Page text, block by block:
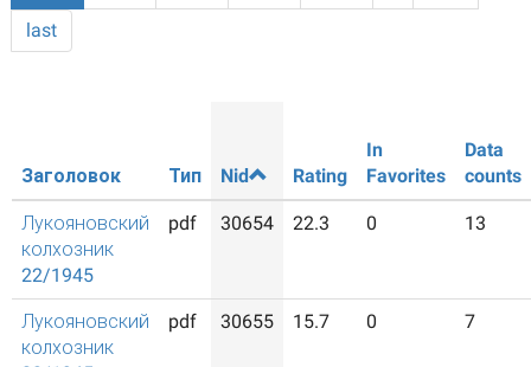
last
Заголовок Тип Nid Rating
In
Favorites
Data
counts
Лукояновский
колхозник
22/1945
pdf 30654 22.3 0 13
Лукояновский
колхозник
pdf 30655 15.7 0 7